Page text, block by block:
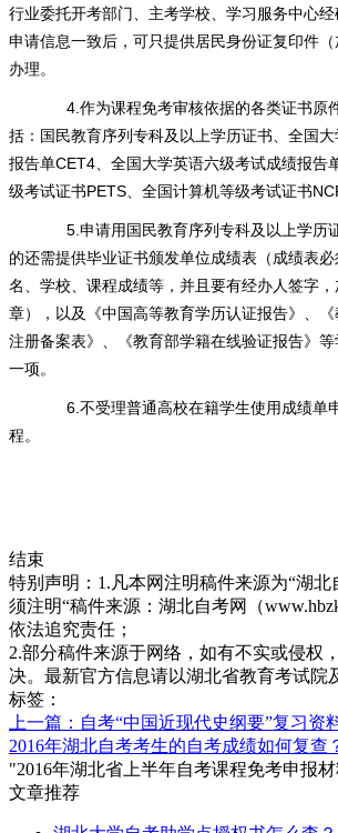
行业委托开考部门、主考学校、学习服务中心
申请信息一致后，可只提供居民身份证复印件
办理。
4.作为课程免考审核依据的各类证书原
括：国民教育序列专科及以上学历证书、全国
报告单CET4、全国大学英语六级考试成绩报告
级考试证书PETS、全国计算机等级考试证书
5.申请用国民教育序列专科及以上学历
的还需提供毕业证书颁发单位成绩表（成绩表
名、学校、课程成绩等，并且要有经办人签字
章），以及《中国高等教育学历认证报告》、
注册备案表》、《教育部学籍在线验证报告》
一项。
6.不受理普通高校在籍学生使用成绩单
程。
结束
特别声明：1.凡本网注明稿件来源为“湖北
须注明“稿件来源：湖北自考网（
依法追究责任；
2.部分稿件来源于网络，如有不实或侵权
决。最新官方信息请以湖北省教育考试院
标签：
上一篇：自考“中国近现代史纲要”复习资
2016年湖北自考考生的自考成绩如何复查
"2016年湖北省上半年自考课程免考申报
文章推荐